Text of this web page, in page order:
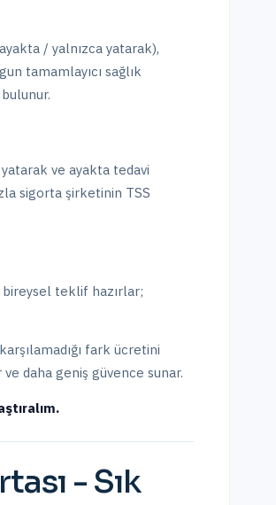
/ yalnızca yatarak),
tamamlayıcı sağlık
ve ayakta tedavi
sigorta şirketinin TSS
bireysel teklif hazırlar;
fark ücretini
ve daha geniş güvence sunar.
- Sık